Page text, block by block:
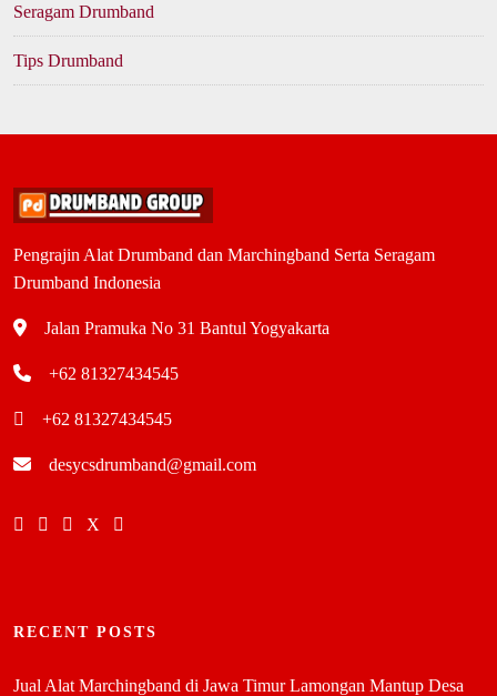
Seragam Drumband
Tips Drumband
Pengrajin Alat Drumband dan Marchingband Serta Seragam
Drumband Indonesia
Jalan Pramuka No 31 Bantul Yogyakarta
+62 81327434545
+62 81327434545
desycsdrumband@gmail.com
RECENT POSTS
Jual Alat Marchingband di Jawa Timur Lamongan Mantup Desa